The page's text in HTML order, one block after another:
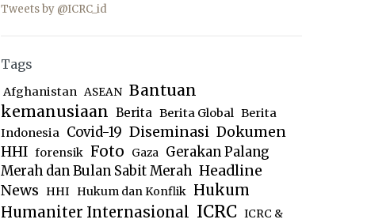
Tweets by @ICRC_id
Tags
Afghanistan ASEAN Bantuan
kemanusiaan Berita Berita Global Berita
Indonesia Covid-19 Diseminasi Dokumen
HHI forensik Foto Gaza Gerakan Palang
Merah dan Bulan Sabit Merah Headline
News
HHI Hukum dan Konflik Hukum
Humaniter Internasional ICRC ICRC &